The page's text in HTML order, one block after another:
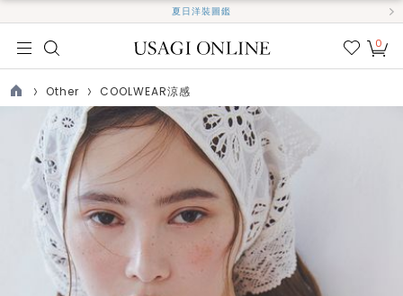
夏日洋裝圖鑑
我的
0
TOP
Other COOLWEAR涼感